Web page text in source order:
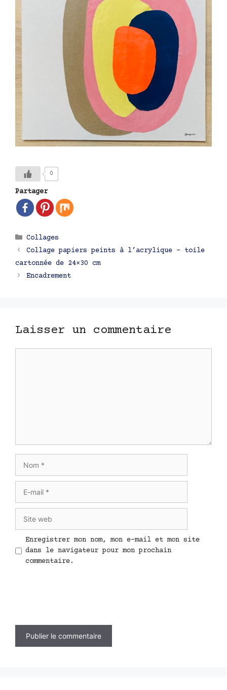
0
Partager
Catégories
Collages
Navigation
des
Collage papiers peints à l’acrylique – toile
cartonnée de 24×30 cm
Encadrement
Laisser un commentaire
mail
web
Enregistrer mon nom, mon e-mail et mon site
dans le navigateur pour mon prochain
commentaire.